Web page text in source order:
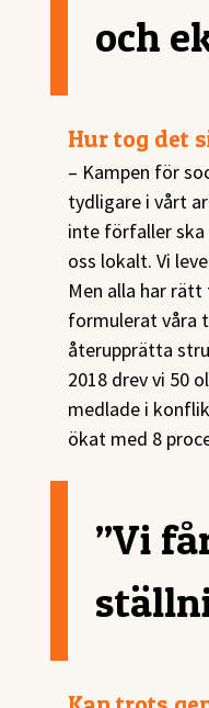
och
Hur tog det
– Kampen för
tydligare i vårt
inte förfaller ska
oss lokalt. Vi
Men alla har
formulerat våra
återupprätta
2018 drev vi 50
medlade i
ökat med 8
”Vi